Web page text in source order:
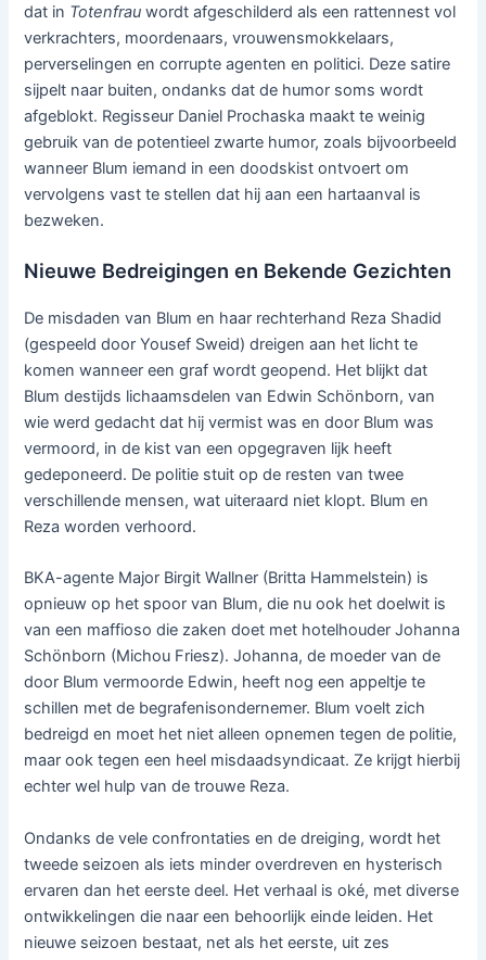
dat in Totenfrau wordt afgeschilderd als een rattennest vol
verkrachters, moordenaars, vrouwensmokkelaars,
perverselingen en corrupte agenten en politici. Deze satire
sijpelt naar buiten, ondanks dat de humor soms wordt
afgeblokt. Regisseur Daniel Prochaska maakt te weinig
gebruik van de potentieel zwarte humor, zoals bijvoorbeeld
wanneer Blum iemand in een doodskist ontvoert om
vervolgens vast te stellen dat hij aan een hartaanval is
bezweken.
Nieuwe Bedreigingen en Bekende Gezichten
De misdaden van Blum en haar rechterhand Reza Shadid
(gespeeld door Yousef Sweid) dreigen aan het licht te
komen wanneer een graf wordt geopend. Het blijkt dat
Blum destijds lichaamsdelen van Edwin Schönborn, van
wie werd gedacht dat hij vermist was en door Blum was
vermoord, in de kist van een opgegraven lijk heeft
gedeponeerd. De politie stuit op de resten van twee
verschillende mensen, wat uiteraard niet klopt. Blum en
Reza worden verhoord.
BKA-agente Major Birgit Wallner (Britta Hammelstein) is
opnieuw op het spoor van Blum, die nu ook het doelwit is
van een maffioso die zaken doet met hotelhouder Johanna
Schönborn (Michou Friesz). Johanna, de moeder van de
door Blum vermoorde Edwin, heeft nog een appeltje te
schillen met de begrafenisondernemer. Blum voelt zich
bedreigd en moet het niet alleen opnemen tegen de politie,
maar ook tegen een heel misdaadsyndicaat. Ze krijgt hierbij
echter wel hulp van de trouwe Reza.
Ondanks de vele confrontaties en de dreiging, wordt het
tweede seizoen als iets minder overdreven en hysterisch
ervaren dan het eerste deel. Het verhaal is oké, met diverse
ontwikkelingen die naar een behoorlijk einde leiden. Het
nieuwe seizoen bestaat, net als het eerste, uit zes